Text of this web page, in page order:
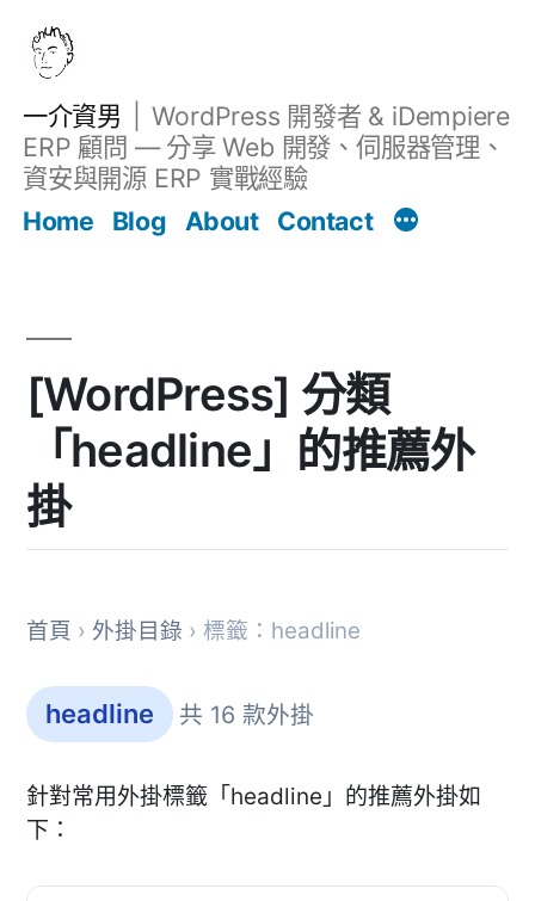
一介資男
WordPress 開發者 & iDempiere
ERP 顧問 — 分享 Web 開發、伺服器管理、
資安與開源 ERP 實戰經驗
Home
Blog About Contact
[WordPress] 分類
「headline」的推薦外
掛
首頁 › 外掛目錄 › 標籤：headline
headline 共 16 款外掛
針對常用外掛標籤「headline」的推薦外掛如
下：
文章